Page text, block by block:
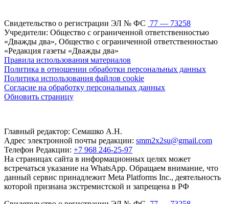
Свидетельство о регистрации ЭЛ № ФС 77 — 73258
Учредители: Общество с ограниченной ответственностью
«Дважды два», Общество с ограниченной ответственностью
«Редакция газеты «Дважды два»
Правила использования материалов
Политика в отношении обработки персональных данных
Политика использования файлов cookie
Согласие на обработку персональных данных
Обновить страницу
Главный редактор: Семашко А.Н.
Адрес электронной почты редакции: smm2x2su@gmail.com
Телефон Редакции: +7 968 246-25-97
На страницах сайта в информационных целях может
встречаться указание на WhatsApp. Обращаем внимание, что
данный сервис принадлежит Meta Platforms Inc., деятельность
которой признана экстремистской и запрещена в РФ